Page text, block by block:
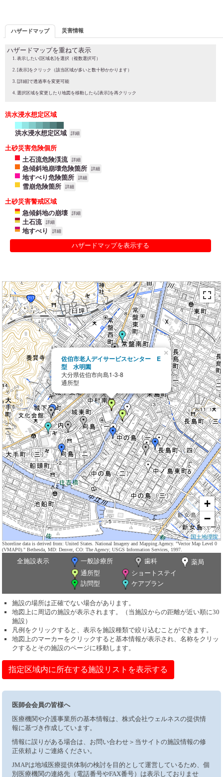
ハザードマップ 災害情報
ハザードマップを重ねて表示
表示したい[区域名]を選択（複数選択可）
[表示]をクリック（該当区域が多いと数十秒かかります）
[詳細]で透過率を変更可能
選択区域を変更したり地図を移動したら[表示]を再クリック
洪水浸水想定区域
洪水浸水想定区域 詳細
土砂災害危険個所
土石流危険渓流
詳細
急傾斜地崩壊危険箇所 詳細
地すべり危険箇所 詳細
雪崩危険箇所 詳細
土砂災害警戒区域
急傾斜地の崩壊
詳細
土石流 詳細
地すべり 詳細
ハザードマップを表示する
佐伯市老人デイサービスセンター E
型 水明園
大分県佐伯市向島1-3-8
通所型
×
+
−
国土地理院
Shoreline data is derived from: United States. National Imagery and Mapping Agency. "Vector Map Level 0
(VMAP0)." Bethesda, MD: Denver, CO: The Agency; USGS Information Services, 1997.
全施設表示 一般診療所 歯科
薬局
通所型
ショートステイ
訪問型
ケアプラン
施設の場所は正確でない場合があります。
地図上に周辺の施設が表示されます。（当施設からの距離が近い順に30
施設）
凡例をクリックすると、表示を施設種類で絞り込むことができます。
地図上のマーカーをクリックすると基本情報が表示され、名称をクリッ
クするとその施設のページに移動します。
指定区域内に所在する施設リストを表示する
医師会会員の皆様へ
医療機関や介護事業所の基本情報は、株式会社ウェルネスの提供情
報に基づき作成しています。
情報に誤りがある場合は、お問い合わせ＞当サイトの施設情報の修
正依頼よりご連絡ください。
JMAPは地域医療提供体制の検討を目的として運営しているため、個
別医療機関の連絡先（電話番号やFAX番号）は表示しておりませ